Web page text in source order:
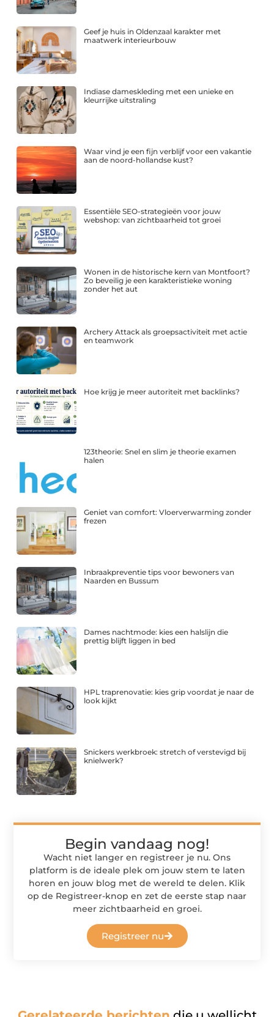
Geef je huis in Oldenzaal karakter met
maatwerk interieurbouw
Indiase dameskleding met een unieke en
kleurrijke uitstraling
Waar vind je een fijn verblijf voor een vakantie
aan de noord-hollandse kust?
Essentiële SEO-strategieën voor jouw
webshop: van zichtbaarheid tot groei
Wonen in de historische kern van Montfoort?
Zo beveilig je een karakteristieke woning
zonder het aut
Archery Attack als groepsactiviteit met actie
en teamwork
Hoe krijg je meer autoriteit met backlinks?
123theorie: Snel en slim je theorie examen
halen
Geniet van comfort: Vloerverwarming zonder
frezen
Inbraakpreventie tips voor bewoners van
Naarden en Bussum
Dames nachtmode: kies een halslijn die
prettig blijft liggen in bed
HPL traprenovatie: kies grip voordat je naar de
look kijkt
Snickers werkbroek: stretch of verstevigd bij
knielwerk?
Begin vandaag nog!
Wacht niet langer en registreer je nu. Ons
platform is de ideale plek om jouw stem te laten
horen en jouw blog met de wereld te delen. Klik
op de Registreer-knop en zet de eerste stap naar
meer zichtbaarheid en groei.
Registreer nu